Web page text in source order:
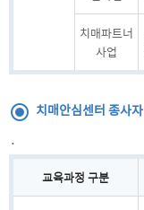
치매파트너
사업
치매안심센터 종사
·
교육과정 구분